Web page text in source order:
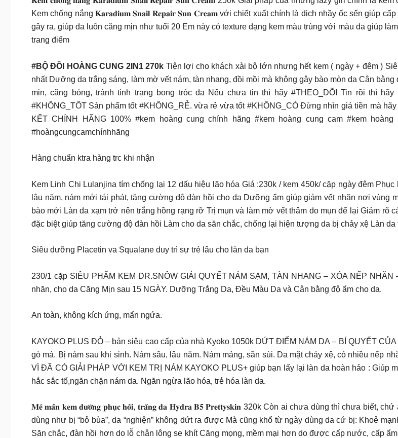
Kem chống nắng 𝐊𝐚𝐫𝐚𝐝𝐢𝐮𝐦 𝐒𝐧𝐚𝐢𝐥 𝐑𝐞𝐩𝐚𝐢𝐫 𝐒𝐮𝐧 𝐂𝐫𝐞𝐚𝐦 với chiết xuất chính là dịch nhầy ốc sến giúp
gây ra, giúp da luôn căng mịn như tuổi 20 Em này có texture dạng kem màu trùng với màu da giúp
trang điểm
#BỘ ĐÔI HOÀNG CUNG 2IN1 270k Tiện lợi cho khách xài bộ lớn nhưng hết kem ( ngày + đêm )
nhất Dưỡng da trắng sáng, làm mờ vết nám, tàn nhang, đồi mồi mà không gây bào mòn da Cân
mịn, căng bóng, tránh tình trạng bong tróc da Nếu chưa tin thì hãy #THEO_DÕI Tin rồi thì
#KHÔNG_TỐT Sản phẩm tốt #KHÔNG_RẺ. vừa rẻ vừa tốt #KHÔNG_CÓ Đừng nhìn giá tiền mà
KẾT CHÍNH HÃNG 100% #kem hoàng cung chính hãng #kem hoàng cung cam #kem
#hoàngcungcamchínhhãng
Hàng chuẩn ktra hàng trc khi nhận
Kem Linh Chi Lulanjina tím chống lại 12 dấu hiệu lão hóa Giá :230k / kem 450k/ cặp ngày đêm
lâu năm, nám mới tái phát, tăng cường độ đàn hồi cho da Dưỡng ẩm giúp giảm vết nhăn nơi vùng
bào mới Làn da xạm trở nên trắng hồng rạng rỡ Trị mụn và làm mờ vết thâm do mụn để lại Giảm
đặc biệt giúp tăng cường độ đàn hồi Làm cho da săn chắc, chống lại hiện tượng da bị chảy xệ Làn
Siêu dưỡng Placetin va Squalane duy trì sự trẻ lâu cho làn da bạn
230/1 cặp SIÊU PHẨM KEM DR.SNÔW GIẢI QUYẾT NÁM SẠM, TÀN NHANG – XÓA NẾP
nhăn, cho da Căng Mịn sau 15 NGÀY. Dưỡng Trắng Da, Đều Màu Da và Cân bằng độ ẩm cho da.
An toàn, không kích ứng, mẩn ngứa.
KAYOKO PLUS ĐỎ – bản siêu cao cấp của nhà Kyoko 1050k DỨT ĐIỂM NÁM DA – BÍ QUYẾT
gò má. Bị nám sau khi sinh. Nám sâu, lâu năm. Nám mảng, sần sùi. Da mặt chảy xệ, có nhiều nếp
VÌ ĐÃ CÓ GIẢI PHÁP VỚI KEM TRỊ NÁM KAYOKO PLUS+ giúp bạn lấy lại làn da hoàn hảo : Giúp
hắc sắc tố,ngăn chặn nám da. Ngăn ngừa lão hóa, trẻ hóa làn da.
𝐌𝐞̂ 𝐦𝐚̂̉𝐧 𝐤𝐞𝐦 𝐝𝐮̛𝐨̛̃𝐧𝐠 𝐩𝐡𝐮̣𝐜 𝐡𝐨̂̀𝐢, 𝐭𝐫𝐚̆́𝐧𝐠 𝐝𝐚 𝐇𝐲𝐝𝐫𝐚 𝐁𝟓 𝐏𝐫𝐞𝐭𝐭𝐲𝐬𝐤𝐢𝐧 320k Còn ai chưa dùng thì chưa biết,
dùng như bị “bỏ bùa”, da “nghiện” không dứt ra được Mà cũng khổ từ ngày dùng da cứ bị: Khoẻ
Săn chắc, đàn hồi hơn do lỗ chân lông se khít Căng mọng, mềm mại hơn do được cấp nước, cấp